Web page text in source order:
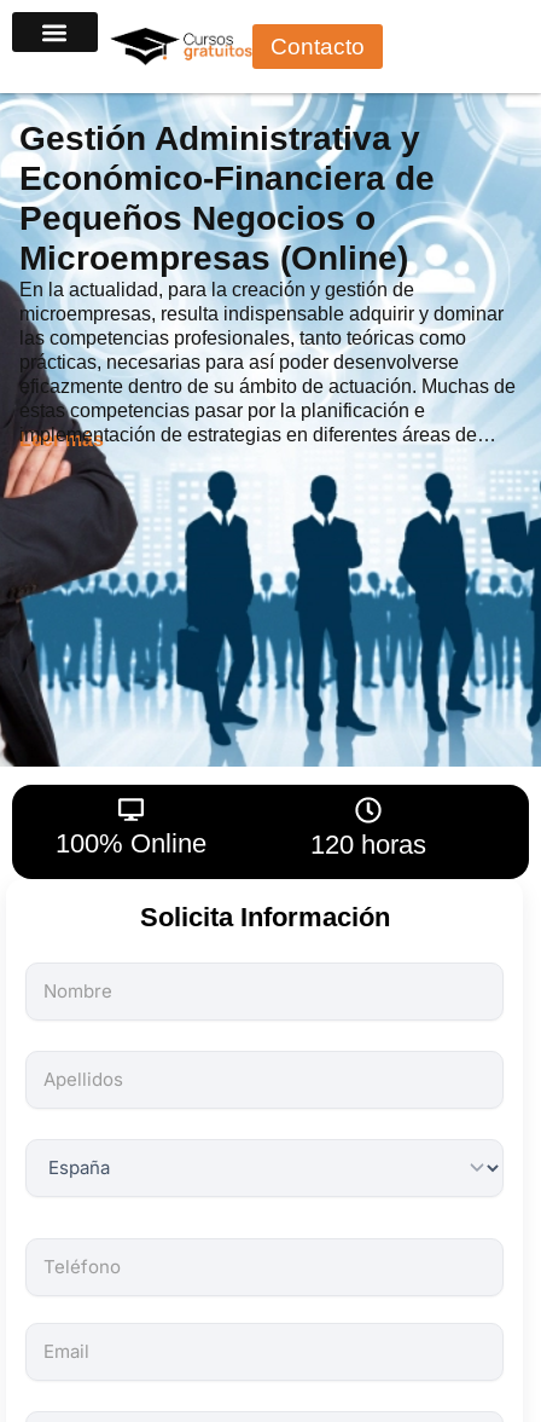
al
Contacto
Gestión Administrativa y
Económico-Financiera de
Pequeños Negocios o
Microempresas (Online)
En la actualidad, para la creación y gestión de
microempresas, resulta indispensable adquirir y dominar
las competencias profesionales, tanto teóricas como
prácticas, necesarias para así poder desenvolverse
eficazmente dentro de su ámbito de actuación. Muchas de
estas competencias pasar por la planificación e
implementación de estrategias en diferentes áreas de…
Leer más
100% Online 120 horas
Solicita Información
Todos
los
son
obligatorios.